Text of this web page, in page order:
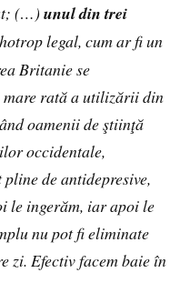
(…)unul din trei
legal, cum ar fi un
Britanie se
mare rată a utilizării din
oamenii de ştiinţă
occidentale,
de antidepresive,
le ingerăm, iar apoi le
nu pot fi eliminate
zi. Efectiv facem baie în